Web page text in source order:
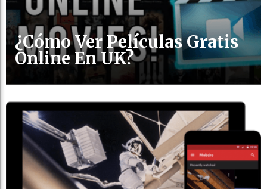
¿Cómo Ver Películas Gratis
Online En UK?